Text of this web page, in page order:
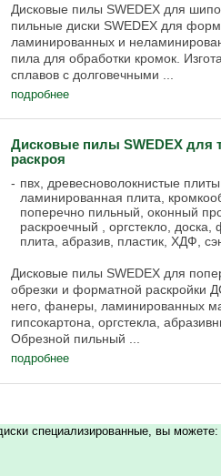
Дисковые пилы SWEDEX для
пильные диски SWEDEX для
ламинированных и
пила для обработки кромок.
сплавов с долговечными ...
подробнее
Дисковые пилы SWEDEX для
раскроя
пвх, древесноволокнистые
ламинированная плита,
поперечно пильный, оконный
раскроечный , оргстекло,
плита, абразив, пластик, ХДФ,
Дисковые пилы SWEDEX для
обрезки и форматной раскройки
него, фанеры, ламинированных
гипсокартона, оргстекла,
Обрезной пильный ...
подробнее
специализированные, вы можете: